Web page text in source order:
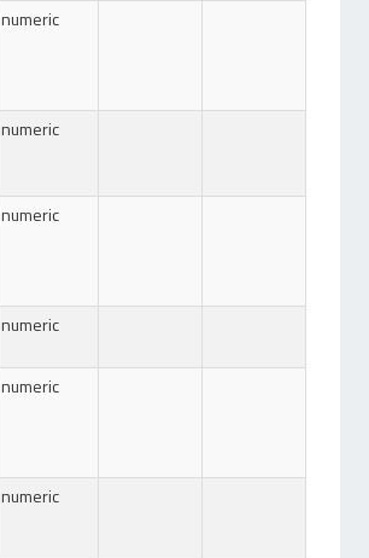
numeric
numeric
numeric
numeric
numeric
numeric